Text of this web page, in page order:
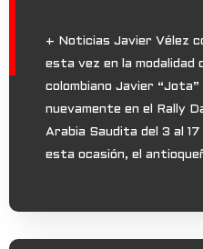
+ Noticias Javier Vélez
esta vez en la modalidad
colombiano Javier
nuevamente en el Rally
Arabia Saudita del 3 al
esta ocasión, el